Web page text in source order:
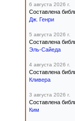
6 августа 2026 г.
Составлена
Дж. Генри
5 августа 2026 г.
Составлена
Эль-Сайеда
4 августа 2026 г.
Составлена
Кливера
3 августа 2026 г.
Составлена
Ким